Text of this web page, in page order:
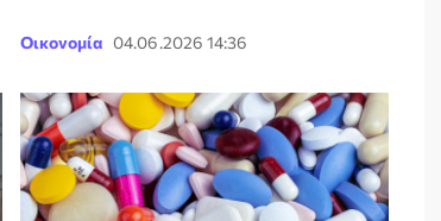
Οικονομία 04.06.2026 14:36